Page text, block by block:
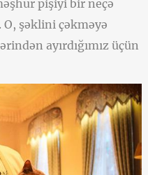
pişiyi bir neçə
şəklini çəkməyə
ayırdığımız üçün